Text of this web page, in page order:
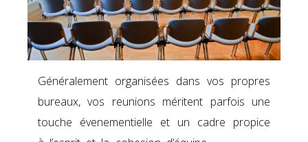
Généralement organisées dans vos propres
bureaux, vos reunions méritent parfois une
touche évenementielle et un cadre propice